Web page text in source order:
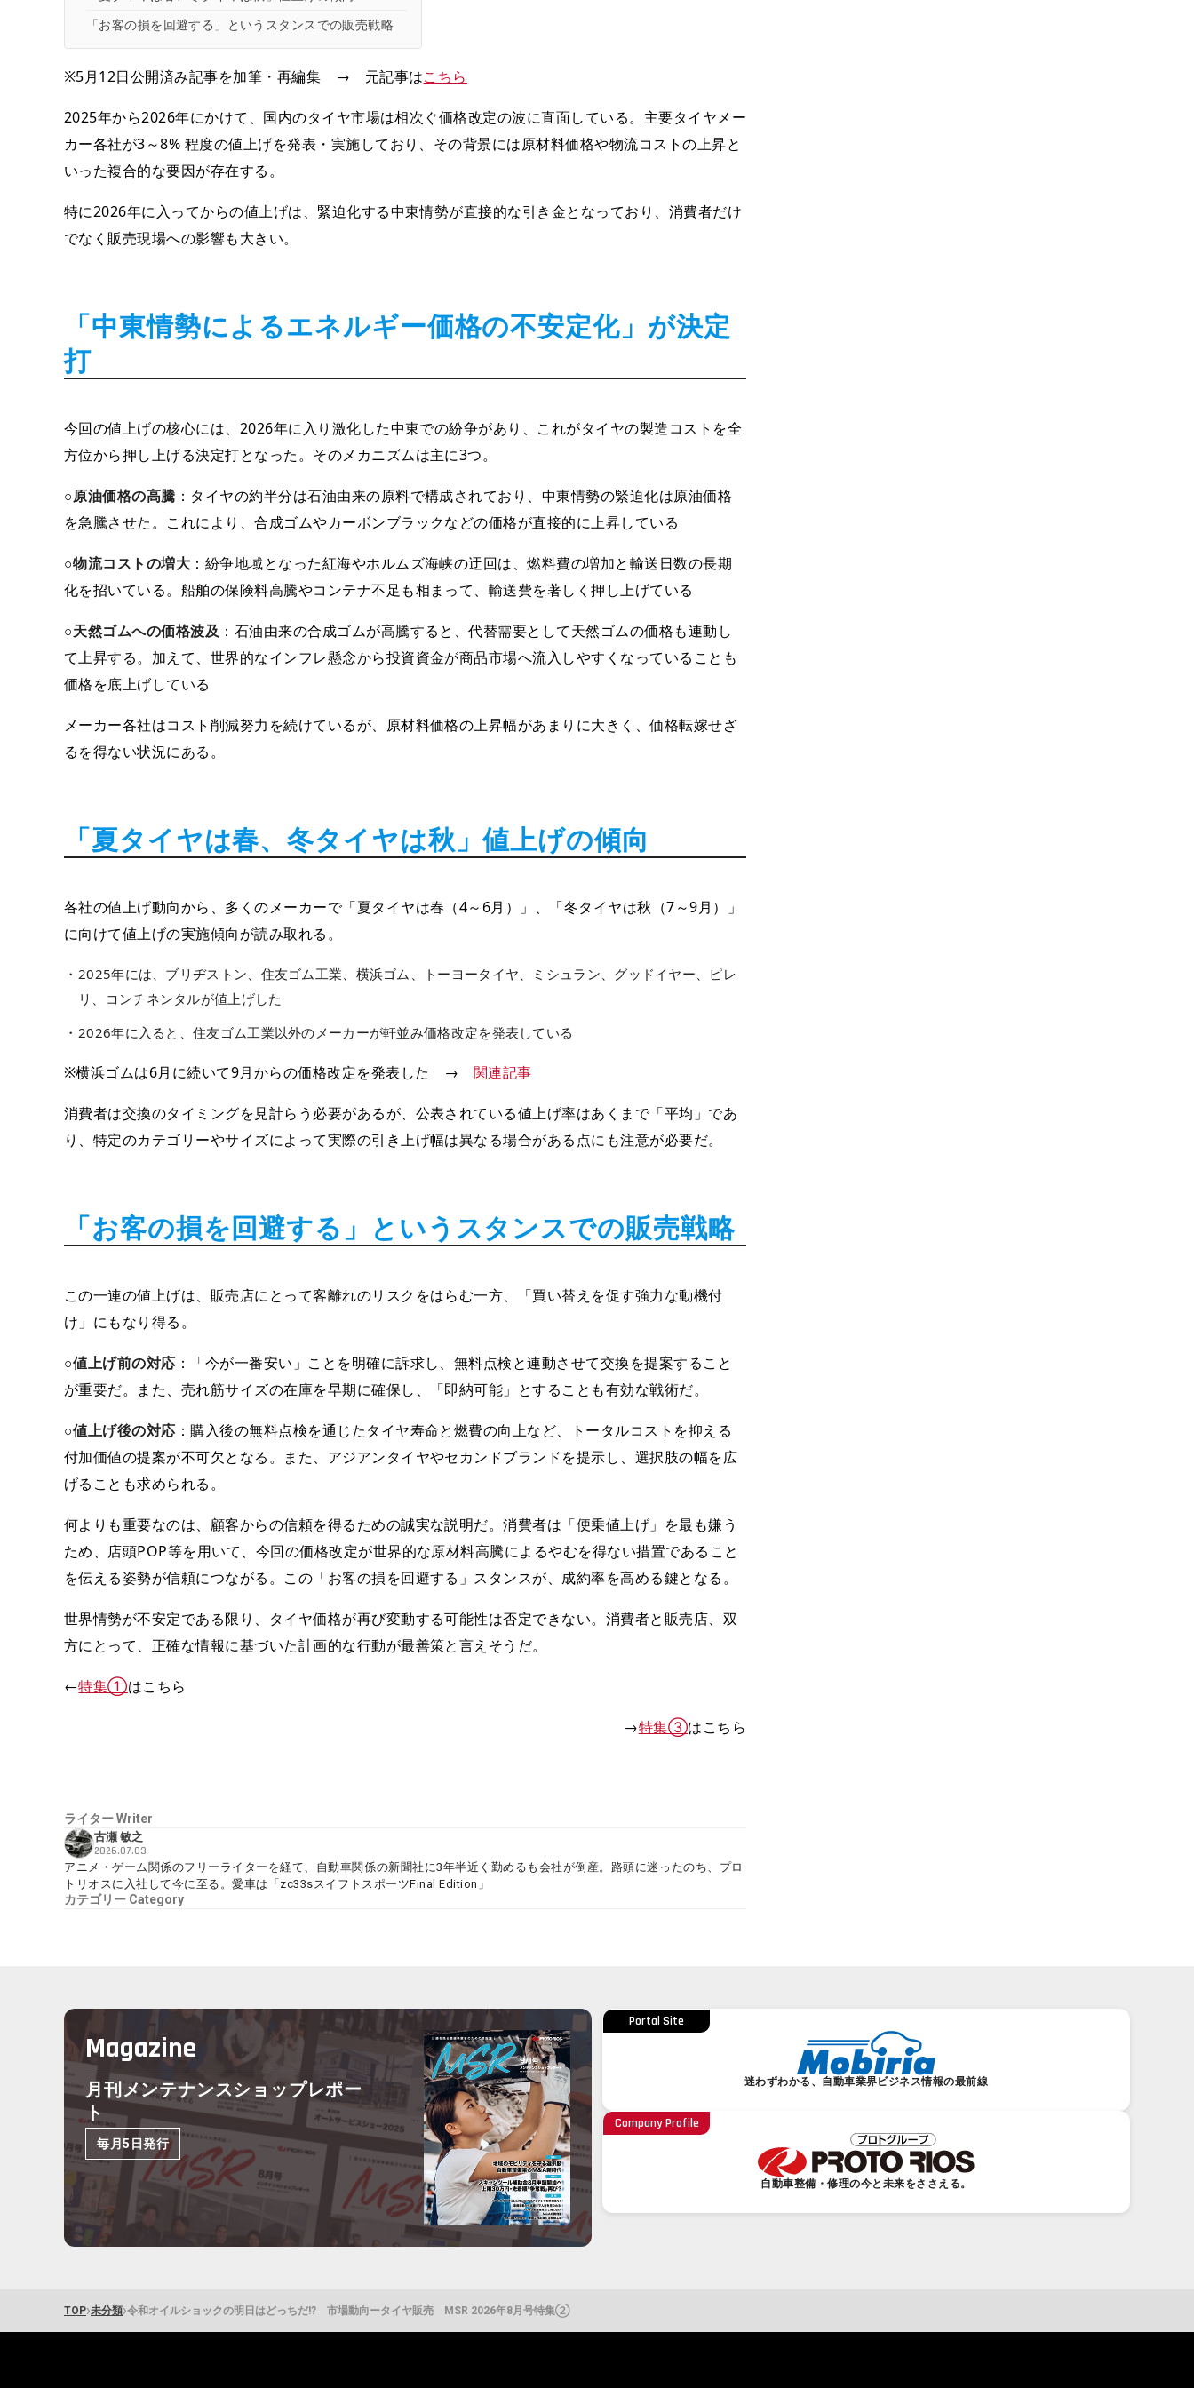
「お客の損を回避する」というスタンスでの販売戦略
※5月12日公開済み記事を加筆・再編集 → 元記事はこちら
2025年から2026年にかけて、国内のタイヤ市場は相次ぐ価格改定の波に直面している。主要タイヤメー
カー各社が3～8% 程度の値上げを発表・実施しており、その背景には原材料価格や物流コストの上昇と
いった複合的な要因が存在する。
特に2026年に入ってからの値上げは、緊迫化する中東情勢が直接的な引き金となっており、消費者だけ
でなく販売現場への影響も大きい。
「中東情勢によるエネルギー価格の不安定化」が決定
打
今回の値上げの核心には、2026年に入り激化した中東での紛争があり、これがタイヤの製造コストを全
方位から押し上げる決定打となった。そのメカニズムは主に3つ。
○原油価格の高騰 ：タイヤの約半分は石油由来の原料で構成されており、中東情勢の緊迫化は原油価格
を急騰させた。これにより、合成ゴムやカーボンブラックなどの価格が直接的に上昇している
○物流コストの増大 ：紛争地域となった紅海やホルムズ海峡の迂回は、燃料費の増加と輸送日数の長期
化を招いている。船舶の保険料高騰やコンテナ不足も相まって、輸送費を著しく押し上げている
○天然ゴムへの価格波及 ：石油由来の合成ゴムが高騰すると、代替需要として天然ゴムの価格も連動し
て上昇する。加えて、世界的なインフレ懸念から投資資金が商品市場へ流入しやすくなっていることも
価格を底上げしている
メーカー各社はコスト削減努力を続けているが、原材料価格の上昇幅があまりに大きく、価格転嫁せざ
るを得ない状況にある。
「夏タイヤは春、冬タイヤは秋」値上げの傾向
各社の値上げ動向から、多くのメーカーで「夏タイヤは春（4～6月）」、「冬タイヤは秋（7～9月）」
に向けて値上げの実施傾向が読み取れる。
2025年には、ブリヂストン、住友ゴム工業、横浜ゴム、トーヨータイヤ、ミシュラン、グッドイヤー、ピレ
リ、コンチネンタルが値上げした
2026年に入ると、住友ゴム工業以外のメーカーが軒並み価格改定を発表している
※横浜ゴムは6月に続いて9月からの価格改定を発表した → 関連記事
消費者は交換のタイミングを見計らう必要があるが、公表されている値上げ率はあくまで「平均」であ
り、特定のカテゴリーやサイズによって実際の引き上げ幅は異なる場合がある点にも注意が必要だ。
「お客の損を回避する」というスタンスでの販売戦略
この一連の値上げは、販売店にとって客離れのリスクをはらむ一方、「買い替えを促す強力な動機付
け」にもなり得る。
○値上げ前の対応 ：「今が一番安い」ことを明確に訴求し、無料点検と連動させて交換を提案すること
が重要だ。また、売れ筋サイズの在庫を早期に確保し、「即納可能」とすることも有効な戦術だ。
○値上げ後の対応 ：購入後の無料点検を通じたタイヤ寿命と燃費の向上など、トータルコストを抑える
付加価値の提案が不可欠となる。また、アジアンタイヤやセカンドブランドを提示し、選択肢の幅を広
げることも求められる。
何よりも重要なのは、顧客からの信頼を得るための誠実な説明だ。消費者は「便乗値上げ」を最も嫌う
ため、店頭POP等を用いて、今回の価格改定が世界的な原材料高騰によるやむを得ない措置であること
を伝える姿勢が信頼につながる。この「お客の損を回避する」スタンスが、成約率を高める鍵となる。
世界情勢が不安定である限り、タイヤ価格が再び変動する可能性は否定できない。消費者と販売店、双
方にとって、正確な情報に基づいた計画的な行動が最善策と言えそうだ。
←特集①はこちら
→特集③はこちら
ライターWriter
古瀬 敏之
2026.07.03
アニメ・ゲーム関係のフリーライターを経て、自動車関係の新聞社に3年半近く勤めるも会社が倒産。路頭に迷ったのち、プロ
トリオスに入社して今に至る。愛車は「zc33sスイフトスポーツFinal Edition」
カテゴリー Category
Magazine
月刊メンテナンスショップレポー
ト
毎月5日発行
Portal Site
迷わずわかる、自動車業界ビジネス情報の最前線
Company Profile
自動車整備・修理の今と未来をささえる。
TOP›未分類›令和オイルショックの明日はどっちだ!? 市場動向ータイヤ販売 MSR 2026年8月号特集②